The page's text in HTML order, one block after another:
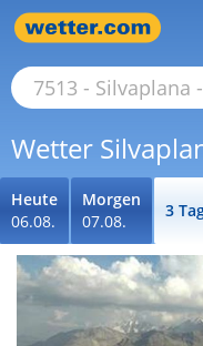
Wetter
Heute
06.08.
Morgen
07.08.
3